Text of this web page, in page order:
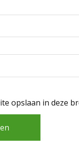
opslaan in deze